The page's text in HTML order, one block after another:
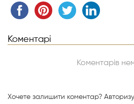
Коментарі
Коментарів
Хочете залишити коментар?